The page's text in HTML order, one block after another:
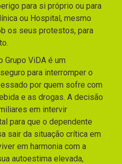
para si próprio ou para
ou Hospital, mesmo
os seus protestos, para
Grupo ViDA é um
para interromper o
por quem sofre com
e as drogas. A decisão
em intervir
para que o dependente
sair da situação crítica em
em harmonia com a
autoestima elevada,